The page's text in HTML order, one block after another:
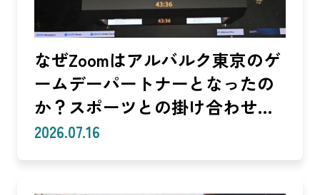
なぜZoomはアルバルク東京のゲ
ームデーパートナーとなったの
か？スポーツとの掛け合わせで
生まれる体験
2026.07.16